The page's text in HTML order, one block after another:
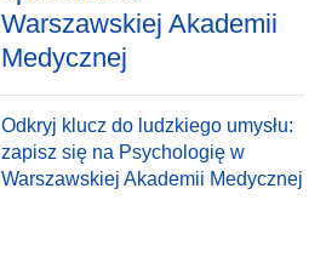
Warszawskiej Akademii
Medycznej
Odkryj klucz do ludzkiego umysłu:
zapisz się na Psychologię w
Warszawskiej Akademii Medycznej